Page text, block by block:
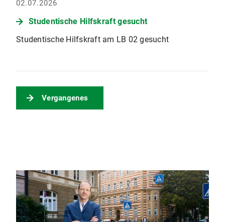
02.07.2026
Studentische Hilfskraft gesucht
Studentische Hilfskraft am LB 02 gesucht
Vergangenes